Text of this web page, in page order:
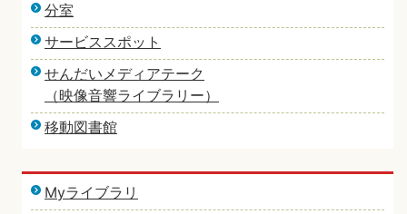
分室
サービススポット
せんだいメディアテーク
（映像音響ライブラリー）
移動図書館
Myライブラリ